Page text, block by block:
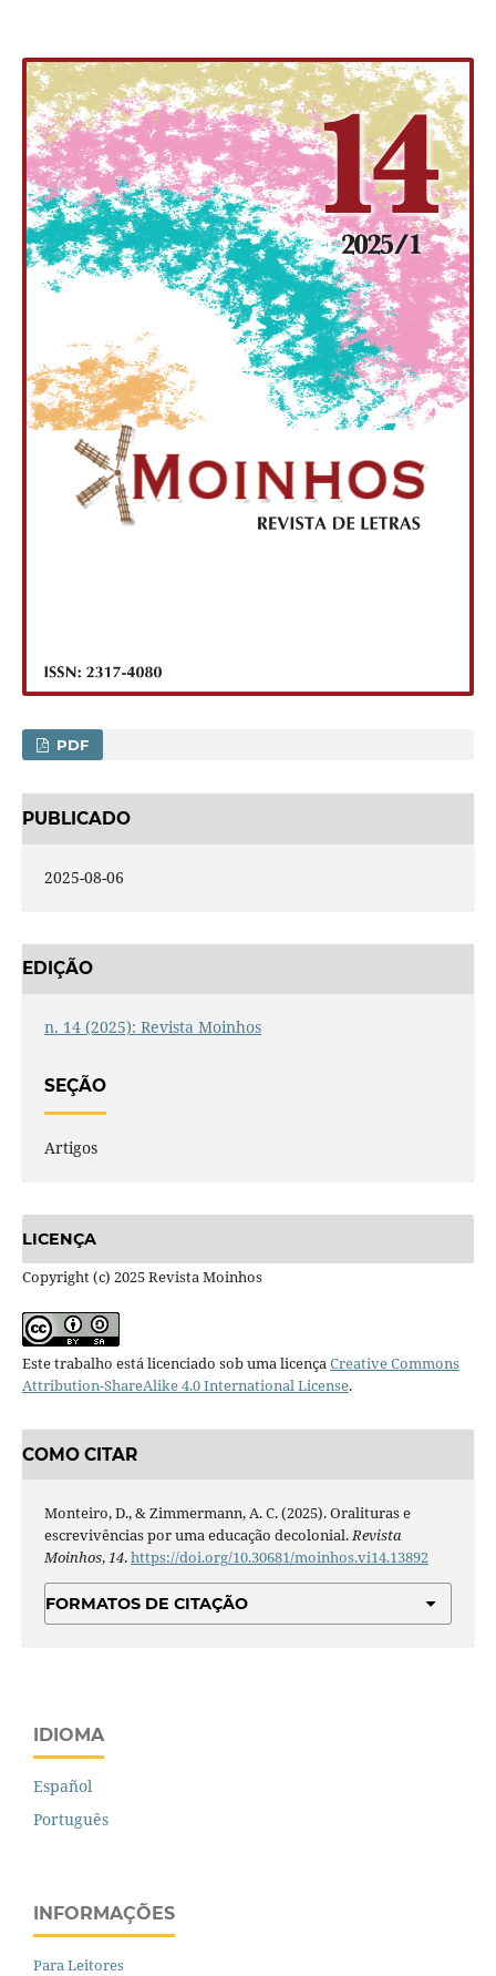
PDF
PUBLICADO
2025-08-06
EDIÇÃO
n. 14 (2025): Revista Moinhos
SEÇÃO
Artigos
LICENÇA
Copyright (c) 2025 Revista Moinhos
Este trabalho está licenciado sob uma licençaCreative Commons
Attribution-ShareAlike 4.0 International License.
COMO CITAR
Monteiro, D., & Zimmermann, A. C. (2025). Oralituras e
escrevivências por uma educação decolonial.Revista
Moinhos,14.https://doi.org/10.30681/moinhos.vi14.13892
FORMATOS DE CITAÇÃO
IDIOMA
Español
Português
INFORMAÇÕES
Para Leitores